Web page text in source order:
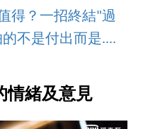
得？一招終結"過
不是付出而是....
情緒及意見